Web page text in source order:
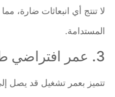
لا تنتج أي انبعاثات ضارة،
المستدامة.
تتميز بعمر تشغيل قد يصل إلى 15–20 سنة.